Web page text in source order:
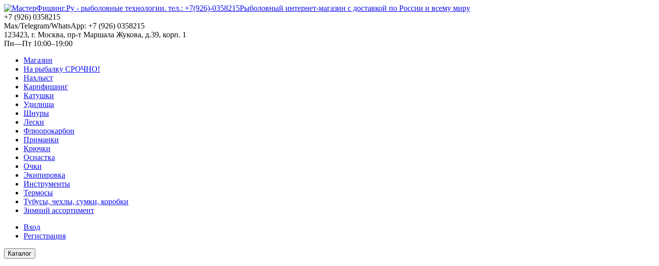
Рыболовный интернет-магазин с доставкой по России и всему миру
+7 (926) 0358215
Max/Telegram/WhatsApp: +7 (926) 0358215
123423, г. Москва, пр-т Маршала Жукова, д.39, корп. 1
Пн—Пт 10:00–19:00
Магазин
На рыбалку СРОЧНО!
Нахлыст
Карпфишинг
Катушки
Удилища
Шнуры
Лески
Флюорокарбон
Приманки
Крючки
Оснастка
Очки
Экипировка
Инструменты
Термосы
Тубусы, чехлы, сумки, коробки
Зимний ассортимент
Вход
Регистрация
Каталог